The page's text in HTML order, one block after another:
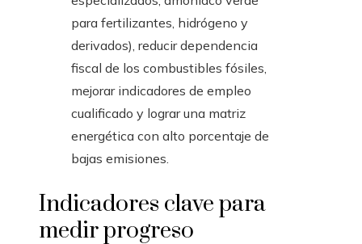
para fertilizantes, hidrógeno y
derivados), reducir dependencia
fiscal de los combustibles fósiles,
mejorar indicadores de empleo
cualificado y lograr una matriz
energética con alto porcentaje de
bajas emisiones.
Indicadores clave para
medir progreso